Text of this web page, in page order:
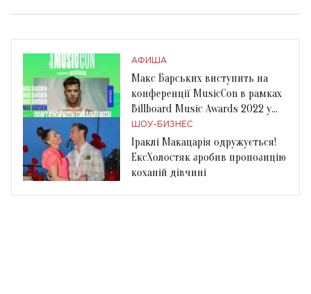
АФИША
Макс Барських виступить на
конференції MusicCon в рамках
Billboard Music Awards 2022 у
Лас-Вегасі
ШОУ-БИЗНЕС
Іраклі Макацарія одружується!
ЕксХолостяк зробив пропозицію
коханій дівчині